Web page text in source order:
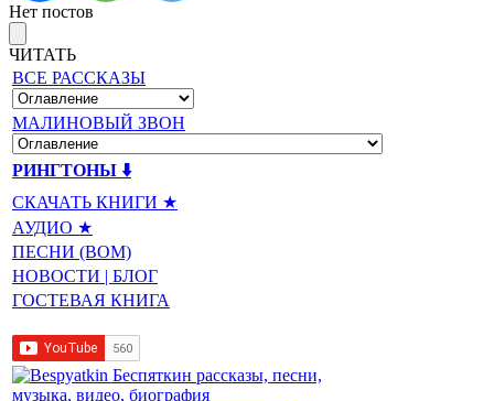
Нет постов
ЧИТАТЬ
ВСЕ РАССКАЗЫ
МАЛИНОВЫЙ ЗВОН
РИНГТОНЫ ⬇️
СКАЧАТЬ КНИГИ ★
АУДИО ★
ПЕСНИ (BOM)
НОВОСТИ | БЛОГ
ГОСТЕВАЯ КНИГА